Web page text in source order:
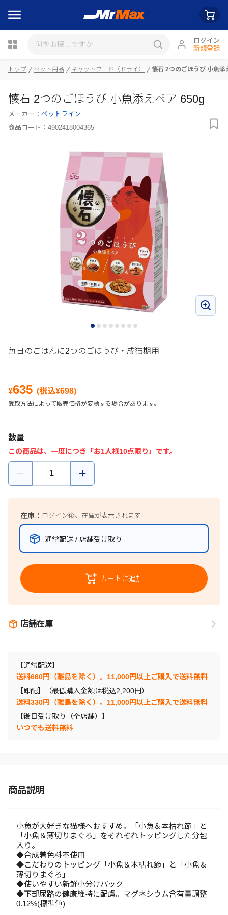
ログイン
新規登録
瓶詰
トップ ペット用品 キャットフード（ドライ） 懐石 2つのごほうび 小魚添
懐石 2つのごほうび 小魚添えペア 650g
メーカー： ペットライン
商品コード： 4902418004365
毎日のごはんに2つのごほうび・成猫期用
¥635 (税込¥698)
受取方法によって販売価格が変動する場合があります。
数量
この商品は、一度につき「お1人様10点限り」です。
在庫： ログイン後、在庫が表示されます
通常配送 / 店舗受け取り
カートに追加
店舗在庫
【通常配送】
送料660円（離島を除く）。11,000円以上ご購入で送料無料
【即配】（最低購入金額は税込2,200円）
送料330円（離島を除く）。11,000円以上ご購入で送料無料
【後日受け取り（全店舗）】
いつでも送料無料
商品説明
小魚が大好きな猫様へおすすめ。「小魚＆本枯れ節」と
「小魚＆薄切りまぐろ」をそれぞれトッピングした分包
入り。
◆合成着色料不使用
◆こだわりのトッピング「小魚＆本枯れ節」と「小魚＆
薄切りまぐろ」
◆使いやすい新鮮小分けパック
◆下部尿路の健康維持に配慮。マグネシウム含有量調整
0.12%(標準値)